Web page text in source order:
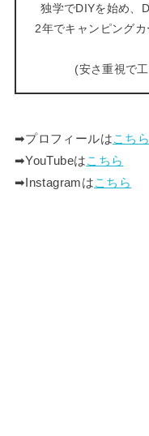
独学でDIYを始め、
2年でキャンピング
(安さ重視で
➡︎プロフィールはこちら
➡︎YouTubeはこちら
➡︎Instagramはこちら